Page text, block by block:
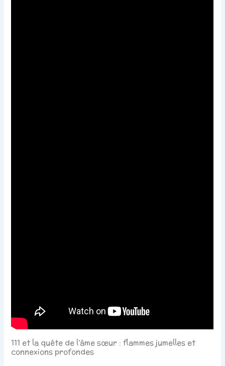
111 et la quête de l’âme sœur : flammes jumelles et
connexions profondes